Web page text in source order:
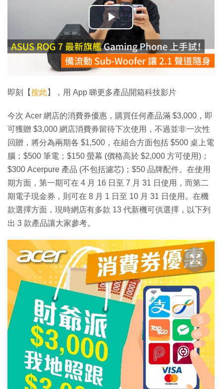
播
放
影
片
即刻【按此】，用 App 睇更多產品開箱科技影片
今次 Acer 網店的消費券優惠，購買任何產品滿 $3,000，即
可獲贈 $3,000 網店消費券留待下次使用，不過並非一次性
回贈，將分為兩期各 $1,500，在組合方面包括 $500 桌上電
腦；$500 筆電；$150 螢幕 (價格高於 $2,000 方可使用)；
$300 Acerpure 產品 (不包括濾芯)；$50 品牌配件。在使用
期方面，第一期可在 4 月 16 日至 7 月 31 日使用，而第二
期電子現金券，則可在 8 月 1 日至 10 月 31 日使用。在機
款選擇方面，現時網店有多款 13 代新機可供選擇，以下列
出 3 款產品讓大家參考。